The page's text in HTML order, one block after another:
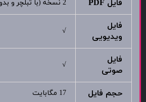
فایل PDF 2 نسخه (با تبلچر و بدون تبلچر)
فایل
ویدیویی
√
فایل
صوتی
√
حجم فایل 17 مگابایت